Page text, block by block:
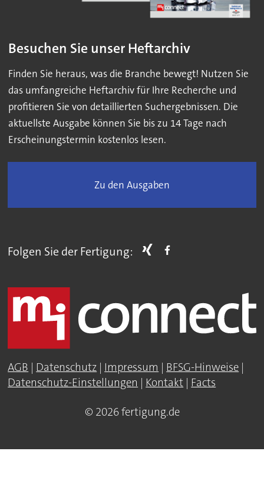
Besuchen Sie unser Heftarchiv
Finden Sie heraus, was die Branche bewegt! Nutzen Sie
das umfangreiche Heftarchiv für Ihre Recherche und
profitieren Sie von detaillierten Suchergebnissen. Die
aktuellste Ausgabe können Sie bis zu 14 Tage nach
Erscheinungstermin kostenlos lesen.
Zu den Ausgaben
Folgen Sie der Fertigung:
AGB | Datenschutz | Impressum | BFSG-Hinweise |
Datenschutz-Einstellungen | Kontakt | Facts
© 2026 fertigung.de